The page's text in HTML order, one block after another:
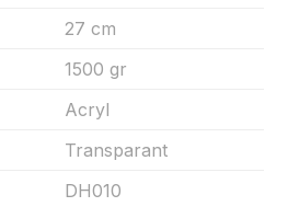
27 cm
1500 gr
Acryl
Transparant
DH010